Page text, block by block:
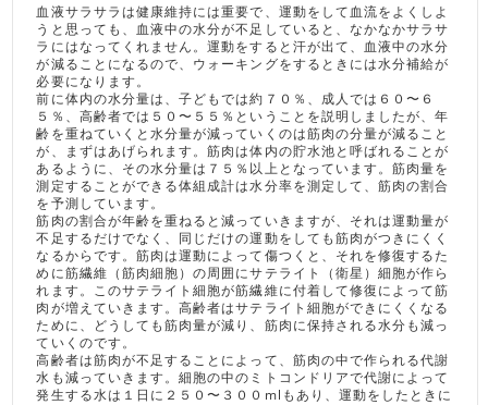
血液サラサラは健康維持には重要で、運動をして血流をよくしよ
うと思っても、血液中の水分が不足していると、なかなかサラサ
ラにはなってくれません。運動をすると汗が出て、血液中の水分
が減ることになるので、ウォーキングをするときには水分補給が
必要になります。
前に体内の水分量は、子どもでは約７０％、成人では６０〜６
５％、高齢者では５０〜５５％ということを説明しましたが、年
齢を重ねていくと水分量が減っていくのは筋肉の分量が減ること
が、まずはあげられます。筋肉は体内の貯水池と呼ばれることが
あるように、その水分量は７５％以上となっています。筋肉量を
測定することができる体組成計は水分率を測定して、筋肉の割合
を予測しています。
筋肉の割合が年齢を重ねると減っていきますが、それは運動量が
不足するだけでなく、同じだけの運動をしても筋肉がつきにくく
なるからです。筋肉は運動によって傷つくと、それを修復するた
めに筋繊維（筋肉細胞）の周囲にサテライト（衛星）細胞が作ら
れます。このサテライト細胞が筋繊維に付着して修復によって筋
肉が増えていきます。高齢者はサテライト細胞ができにくくなる
ために、どうしても筋肉量が減り、筋肉に保持される水分も減っ
ていくのです。
高齢者は筋肉が不足することによって、筋肉の中で作られる代謝
水も減っていきます。細胞の中のミトコンドリアで代謝によって
発生する水は１日に２５０〜３００mlもあり、運動をしたときに